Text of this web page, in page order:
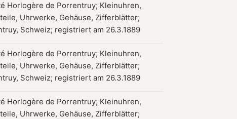
Horlogère de Porrentruy; Kleinuhren,
Uhrwerke, Gehäuse, Zifferblätter;
Schweiz; registriert am 26.3.1889
Horlogère de Porrentruy; Kleinuhren,
Uhrwerke, Gehäuse, Zifferblätter;
Schweiz; registriert am 26.3.1889
Horlogère de Porrentruy; Kleinuhren,
Uhrwerke, Gehäuse, Zifferblätter;